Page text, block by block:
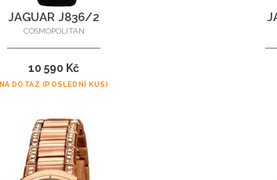
JAGUAR J836/2
COSMOPOLITAN
10 590 Kč
NA DOTAZ (POSLEDNÍ KUS)